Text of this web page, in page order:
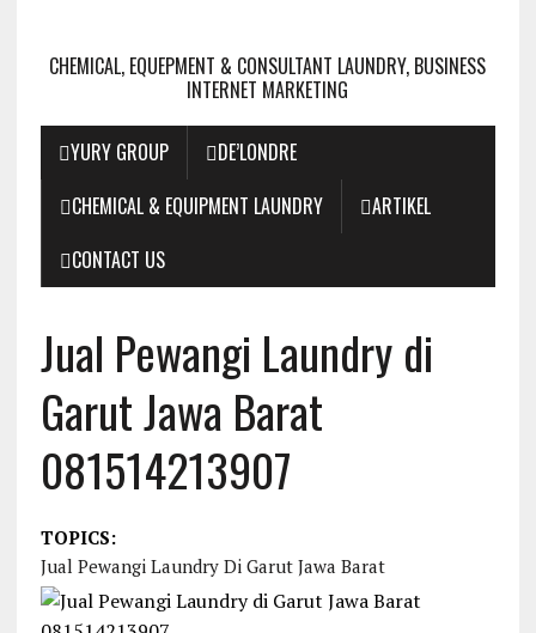
CHEMICAL, EQUEPMENT & CONSULTANT LAUNDRY, BUSINESS
INTERNET MARKETING
YURY GROUP
DE’LONDRE
CHEMICAL & EQUIPMENT LAUNDRY
ARTIKEL
CONTACT US
Jual Pewangi Laundry di
Garut Jawa Barat
081514213907
TOPICS:
Jual Pewangi Laundry Di Garut Jawa Barat